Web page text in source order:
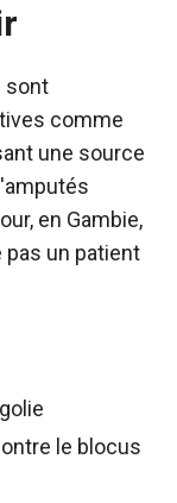
sont
comme
une source
en Gambie,
pas un patient
le blocus